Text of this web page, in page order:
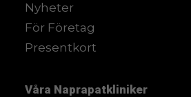
Nyheter
För Företag
Presentkort
Våra Naprapatkliniker